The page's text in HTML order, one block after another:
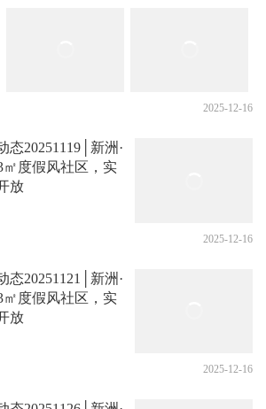
2025-12-16
态20251119│新洲·
㎡度假风社区，实
放
2025-12-16
态20251121│新洲·
㎡度假风社区，实
放
2025-12-16